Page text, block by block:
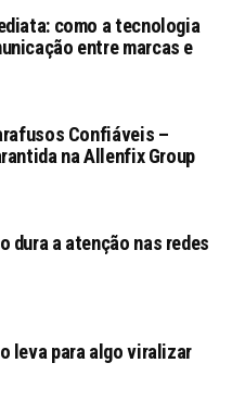
como a tecnologia
entre marcas e
Confiáveis –
na Allenfix Group
dura a atenção nas redes
leva para algo viralizar